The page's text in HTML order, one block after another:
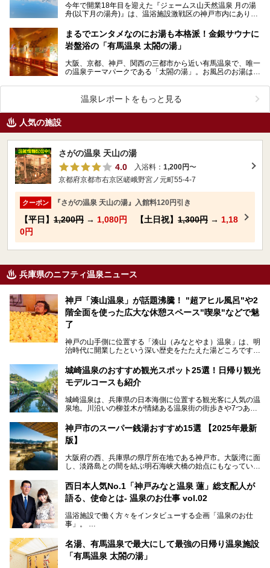
今年で開業18年目を迎えた『ジェームス山天然温泉 月の湯
舟(以下月の湯舟)』は、温浴施設激戦区の神戸市内にありま
まるでエンタメなのにお湯も本格派！金銀サウナに
岩盤浴の「有馬温泉 太閤の湯」
大阪、京都、神戸、関西の三都市から近い有馬温泉で、唯一
の温泉テーマパークである「太閤の湯」。お風呂のお湯は金
温泉レポートをもっと見る
人気の施設
さがの温泉 天山の湯
4.0
入浴料： 1,200円〜
京都府京都市右京区嵯峨野宮ノ元町55-4-7
クーポン 『さがの温泉 天山の湯』入館料120円引き
【平日】 1,200円 → 1,080円 【土日祝】 1,300円 → 1,18
0円
兵庫県のニフティ温泉ニュース
神戸「湊山温泉」が話題沸騰！ "超アヒル風呂"や2
階全面を使った広大な休憩スペース"喫泉"などで魅
了
神戸の山手側に位置する「湊山（みなとやま）温泉」は、明
治時代に開業したという深い歴史をたたえた湯どころです。
っぱいに浮かぶアヒルちゃん。さらに、ゆったりくつろげて
コワーキングも可能な休憩スペースも人気に。斬新な企画や
設備で人々をアッと驚かせる湊山温泉の魅力をリポートしま
城崎温泉のおすすめ観光スポット25選！日帰り観光
モデルコースも紹介
城崎温泉は、兵庫県の日本海側に位置する観光客に人気の温
泉地。川沿いの柳並木が情緒ある温泉街の街歩きや7つある
られています。鉄道の駅から温泉街が近く、歩いて回るのに
ちょうどよい規模で、日帰りでの訪問にもおすすめです。
の観光スポットをピックアップ。温泉やご当地グルメなどを
盛り込んだ日帰り観光モデルコースも紹介しているので、ぜ
神戸市のスーパー銭湯おすすめ15選 【2025年最新
版】
大阪府の西、兵庫県の県庁所在地である神戸市。大阪湾に面
し、淡路島との間を結ぶ明石海峡大橋の始点にもなっていま
華街をはじめ、きらびやかに発展したハーバーランドなど、
人気観光スポットもめじろ押しです。
そして、温泉好きの視点から見ると、神戸市といえば何とい
湯です。そのお湯をリーズナブルに体験できる健康ランドや
スーパー銭湯があったら……。今回はそんな希望に沿う施設
きます！
西日本人気No.1「神戸みなと温泉 蓮」総支配人が
語る、使命とは- 温泉のお仕事 vol.02
温浴施設で働く方々をインタビューする企画「温泉のお仕
事」。
ング西日本1位、2年連続「ベストオブ宿泊賞」に輝いた
「神戸みなと温泉 蓮」の魅力に迫りました！
名湯、有馬温泉で最大にして最強の日帰り温泉施設
「有馬温泉 太閤の湯」